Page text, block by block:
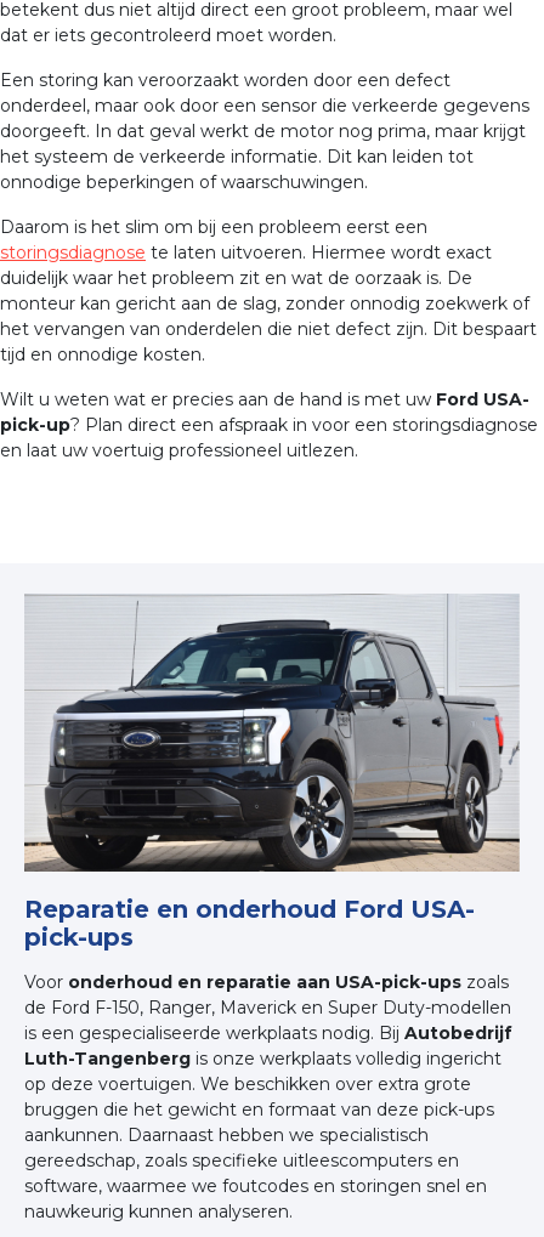
betekent dus niet altijd direct een groot probleem, maar wel
dat er iets gecontroleerd moet worden.
Een storing kan veroorzaakt worden door een defect
onderdeel, maar ook door een sensor die verkeerde gegevens
doorgeeft. In dat geval werkt de motor nog prima, maar krijgt
het systeem de verkeerde informatie. Dit kan leiden tot
onnodige beperkingen of waarschuwingen.
Daarom is het slim om bij een probleem eerst een
storingsdiagnose te laten uitvoeren. Hiermee wordt exact
duidelijk waar het probleem zit en wat de oorzaak is. De
monteur kan gericht aan de slag, zonder onnodig zoekwerk of
het vervangen van onderdelen die niet defect zijn. Dit bespaart
tijd en onnodige kosten.
Wilt u weten wat er precies aan de hand is met uw Ford USA-
pick-up? Plan direct een afspraak in voor een storingsdiagnose
en laat uw voertuig professioneel uitlezen.
Reparatie en onderhoud Ford USA-
pick-ups
Voor onderhoud en reparatie aan USA-pick-ups zoals
de Ford F-150, Ranger, Maverick en Super Duty-modellen
is een gespecialiseerde werkplaats nodig. Bij Autobedrijf
Luth-Tangenberg is onze werkplaats volledig ingericht
op deze voertuigen. We beschikken over extra grote
bruggen die het gewicht en formaat van deze pick-ups
aankunnen. Daarnaast hebben we specialistisch
gereedschap, zoals specifieke uitleescomputers en
software, waarmee we foutcodes en storingen snel en
nauwkeurig kunnen analyseren.